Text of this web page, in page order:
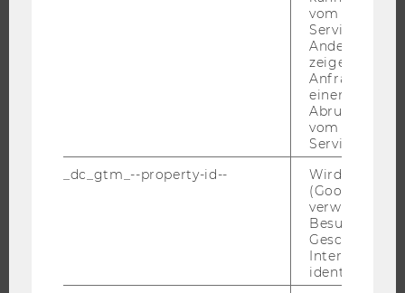
WU COMMUNITY
vom AMP-
Service
Andere
zeigen Opt-
Anfrage im
einen Fehler
Abrufen
vom AMP
Service an.
_dc_gtm_--property-id--
Wird von
(Google Tag
verwendet,
Besucher
Geschlecht
Interessen zu
identifizieren.